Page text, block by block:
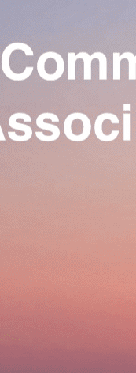
affichées
sociaux